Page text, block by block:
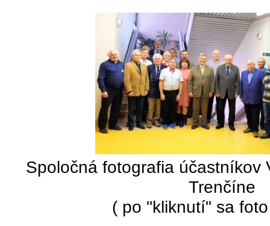
Spoločná fotografia účastníkov
Trenčíne
( po "kliknutí" sa